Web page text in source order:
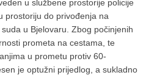
u službene prostorije policije
prostoriju do privođenja na
u Bjelovaru. Zbog počinjenih
prometa na cestama, te
u prometu protiv 60-
je optužni prijedlog, a sukladno